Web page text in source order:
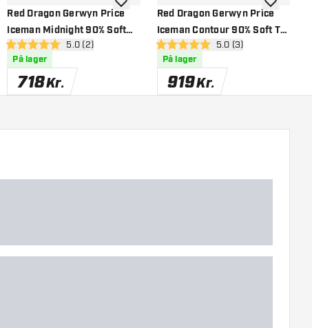
Red Dragon Gerwyn Price
Iceman Midnight 90% Soft
Tip Dartpileåbn anmeldelsespanel
5 bedømmelsesstjerner
5.0 (2)
På lager
718Kr.
tilføje til ønskelisteRed Dragon Gerwyn Price
Iceman Contour 90% Soft Tip
Dartpile åbn anmeldelsespanel
5 bedømmelsesstjerner
5.0 (3)
På lager
919Kr.
tilføje til